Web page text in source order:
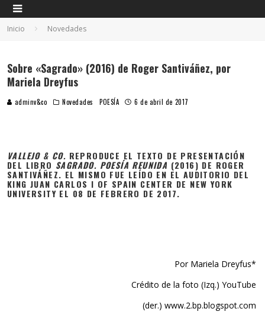
Inicio Novedades
Sobre «Sagrado» (2016) de Roger Santiváñez, por
Mariela Dreyfus
adminv&co Novedades POESÍA 6 de abril de 2017
VALLEJO & CO. REPRODUCE EL TEXTO DE PRESENTACIÓN
DEL LIBRO SAGRADO. POESÍA REUNIDA (2016) DE ROGER
SANTIVÁÑEZ. EL MISMO FUE LEÍDO EN EL AUDITORIO DEL
KING JUAN CARLOS I OF SPAIN CENTER DE NEW YORK
UNIVERSITY EL 08 DE FEBRERO DE 2017.
Por Mariela Dreyfus*
Crédito de la foto (Izq.) YouTube
(der.) www.2.bp.blogspot.com